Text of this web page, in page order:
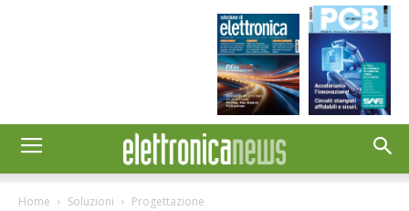
Home Soluzioni Progettazione